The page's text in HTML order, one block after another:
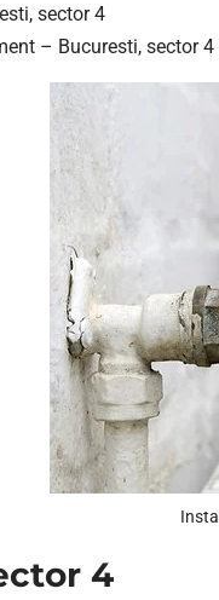
sector 4
– Bucuresti, sector 4
4